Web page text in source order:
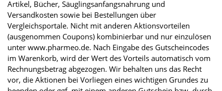
Artikel, Bücher, Säuglingsanfangsnahrung und
Versandkosten sowie bei Bestellungen über
Vergleichsportale. Nicht mit anderen Aktionsvorteilen
(ausgenommen Coupons) kombinierbar und nur einzulösen
unter www.pharmeo.de. Nach Eingabe des Gutscheincodes
im Warenkorb, wird der Wert des Vorteils automatisch vom
Rechnungsbetrag abgezogen. Wir behalten uns das Recht
vor, die Aktionen bei Vorliegen eines wichtigen Grundes zu